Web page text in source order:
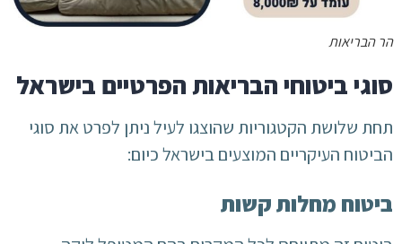
הר הבריאות
סוגי ביטוחי הבריאות הפרטיים בישראל
תחת שלושת הקטגוריות שהוצגו לעיל ניתן לפרט את סוגי
הביטוח העיקריים המוצעים בישראל כיום:
ביטוח מחלות קשות